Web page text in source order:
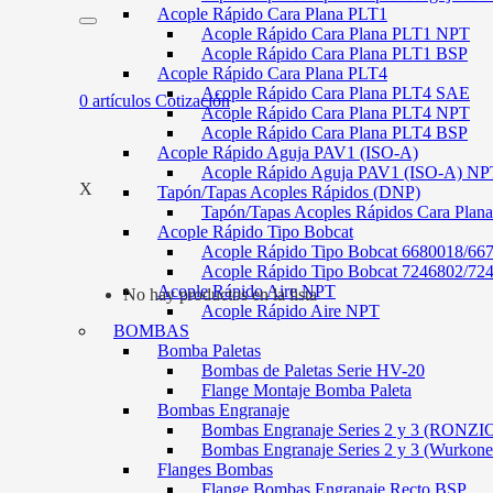
0 artículos Cotización
X
No hay productos en la lista
Acople Rápido Cara Plana PLT1
Acople Rápido Cara Plana PLT1 NPT
Acople Rápido Cara Plana PLT1 BSP
Acople Rápido Cara Plana PLT4
Acople Rápido Cara Plana PLT4 SAE
Acople Rápido Cara Plana PLT4 NPT
Acople Rápido Cara Plana PLT4 BSP
Acople Rápido Aguja PAV1 (ISO-A)
Acople Rápido Aguja PAV1 (ISO-A)
Tapón/Tapas Acoples Rápidos (DNP)
Tapón/Tapas Acoples Rápidos Cara
Acople Rápido Tipo Bobcat
Acople Rápido Tipo Bobcat 6680018/
Acople Rápido Tipo Bobcat 7246802/
Acople Rápido Aire NPT
Acople Rápido Aire NPT
BOMBAS
Bomba Paletas
Bombas de Paletas Serie HV-20
Flange Montaje Bomba Paleta
Bombas Engranaje
Bombas Engranaje Series 2 y 3
Bombas Engranaje Series 2 y 3
Flanges Bombas
Flange Bombas Engranaje Recto BSP